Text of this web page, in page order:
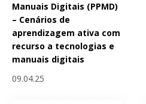
Manuais Digitais (PPMD)
– Cenários de
aprendizagem ativa com
recurso a tecnologias e
manuais digitais
09.04.25